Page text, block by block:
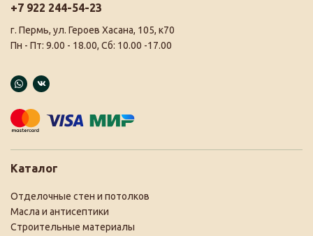
+7 922 244-54-23
г. Пермь, ул. Героев Хасана, 105, к70
Пн - Пт: 9.00 - 18.00, Сб: 10.00 -17.00
Каталог
Отделочные стен и потолков
Масла и антисептики
Строительные материалы